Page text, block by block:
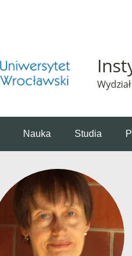
Nauka Studia